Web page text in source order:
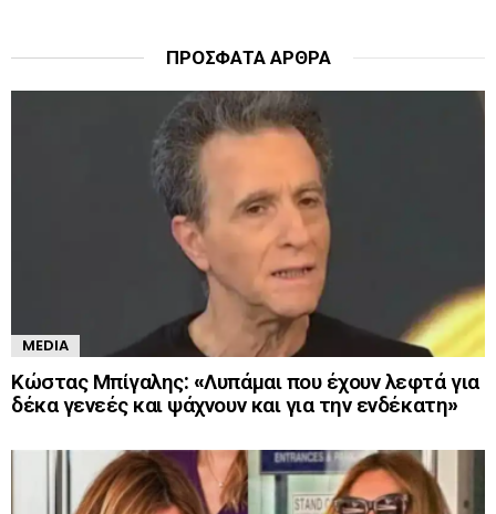
ΠΡΌΣΦΑΤΑ ΆΡΘΡΑ
MEDIA
Κώστας Μπίγαλης: «Λυπάμαι που έχουν λεφτά για
δέκα γενεές και ψάχνουν και για την ενδέκατη»